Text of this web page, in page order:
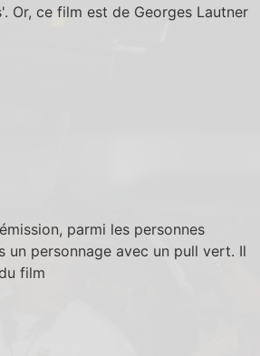
Or, ce film est de Georges Lautner
parmi les personnes
un personnage avec un pull vert. Il
film